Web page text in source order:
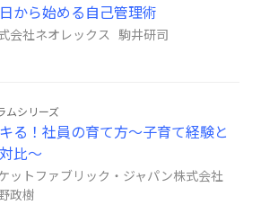
から始める自己管理術
会社ネオレックス 駒井研司
ムシリーズ
る！社員の育て方～子育て経験と
比～
ットファブリック・ジャパン株式会社
政樹